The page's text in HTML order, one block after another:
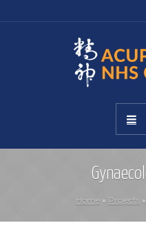
Home » Projects »